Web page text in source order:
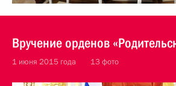
Вручение орденов
1 июня 2015 года 13 фото